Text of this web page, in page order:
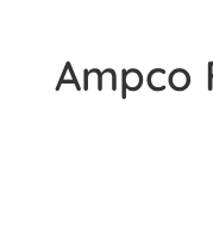
Ampco